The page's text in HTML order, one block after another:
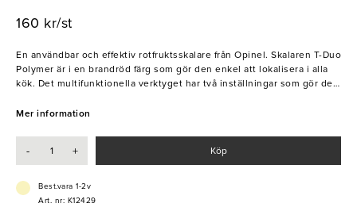
160 kr/st
En användbar och effektiv rotfruktsskalare från Opinel. Skalaren T-Duo
Polymer är i en brandröd färg som gör den enkel att lokalisera i alla
kök. Det multifunktionella verktyget har två inställningar som gör det
passar både höger- och vänsterhänta vilket gör denna till ett
- Tål diskmaskin
Mer information
- + Köp
Best.vara 1-2v
Art. nr: K12429